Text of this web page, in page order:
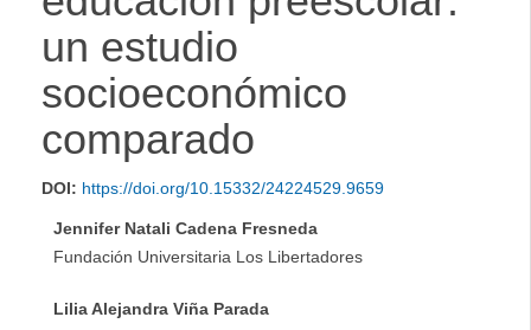
un estudio
socioeconómico
comparado
DOI: https://doi.org/10.15332/24224529.9659
Jennifer Natali Cadena Fresneda
Fundación Universitaria Los Libertadores
Lilia Alejandra Viña Parada